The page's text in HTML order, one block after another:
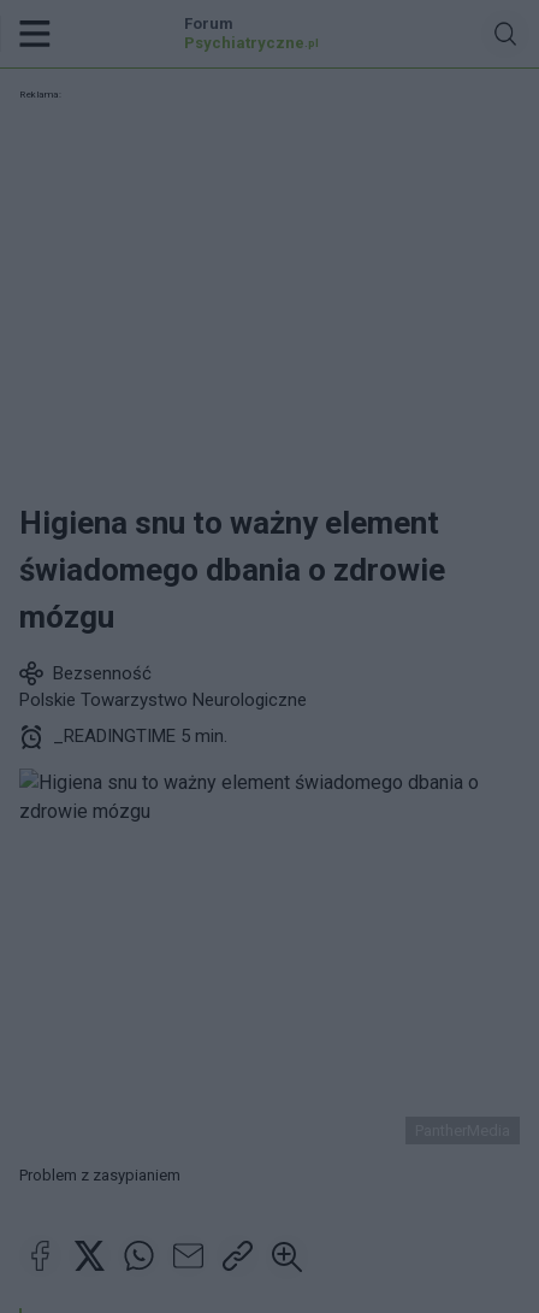
Forum
Psychiatryczne .pl
Reklama:
Higiena snu to ważny element
świadomego dbania o zdrowie
mózgu
Bezsenność
Polskie Towarzystwo Neurologiczne
_READINGTIME 5 min.
Problem z zasypianiem